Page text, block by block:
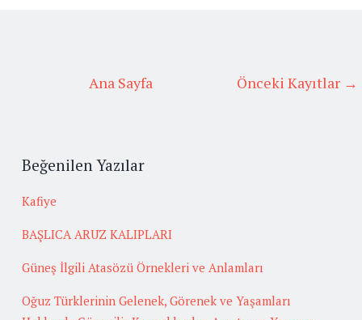
Önceki Kayıtlar →
Ana Sayfa
Beğenilen Yazılar
Kafiye
BAŞLICA ARUZ KALIPLARI
Güneş İlgili Atasözü Örnekleri ve Anlamları
Oğuz Türklerinin Gelenek, Görenek ve Yaşamları